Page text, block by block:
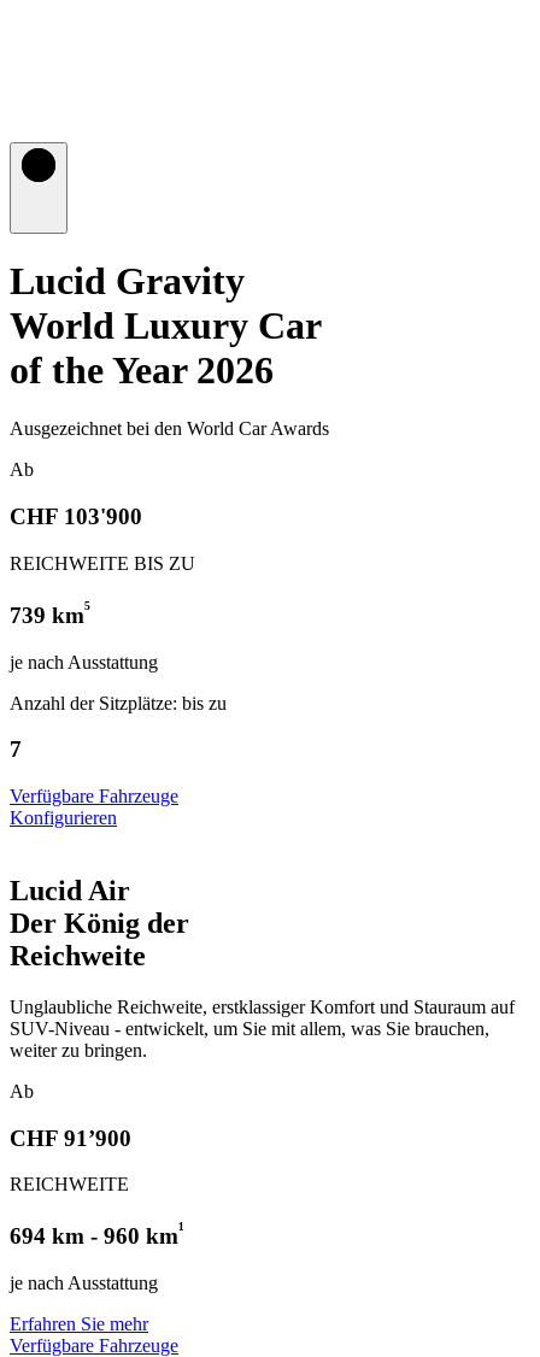
Lucid Gravity
World Luxury Car
of the Year 2026
Ausgezeichnet bei den World Car Awards
Ab
CHF 103'900
REICHWEITE BIS ZU
739 km⁵
je nach Ausstattung
Anzahl der Sitzplätze: bis zu
7
Verfügbare Fahrzeuge
Konfigurieren
Lucid Air
Der König der
Reichweite
Unglaubliche Reichweite, erstklassiger Komfort und Stauraum auf
SUV-Niveau - entwickelt, um Sie mit allem, was Sie brauchen,
weiter zu bringen.
Ab
CHF 91’900
REICHWEITE
694 km - 960 km¹
je nach Ausstattung
Erfahren Sie mehr
Verfügbare Fahrzeuge